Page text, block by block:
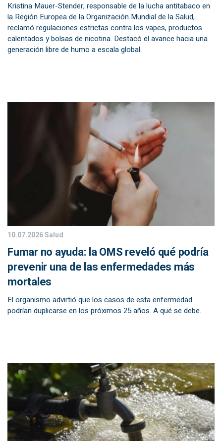
Kristina Mauer-Stender, responsable de la lucha antitabaco en
la Región Europea de la Organización Mundial de la Salud,
reclamó regulaciones estrictas contra los vapes, productos
calentados y bolsas de nicotina. Destacó el avance hacia una
generación libre de humo a escala global.
10.07.2026Salud
Fumar no ayuda: la OMS reveló qué podría
prevenir una de las enfermedades más
mortales
El organismo advirtió que los casos de esta enfermedad
podrían duplicarse en los próximos 25 años. A qué se debe.